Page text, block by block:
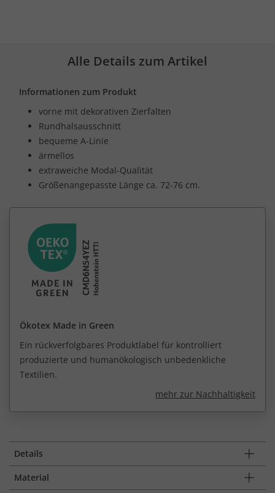
Alle Details zum Artikel
Informationen zum Produkt
vorne mit dekorativen Zierfalten
Rundhalsausschnitt
bequeme A-Linie
ärmellos
extraweiche Modal-Qualität
Größenangepasste Länge ca. 72-76 cm.
Ökotex Made in Green
Ein rückverfolgbares Produktlabel für kontrolliert
produzierte und humanökologisch unbedenkliche
Textilien.
mehr zur Nachhaltigkeit
Details
Material